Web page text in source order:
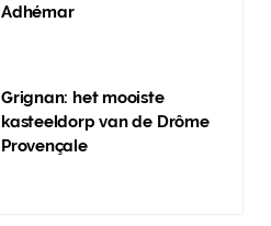
Adhémar
Grignan: het mooiste
kasteeldorp van de Drôme
Provençale